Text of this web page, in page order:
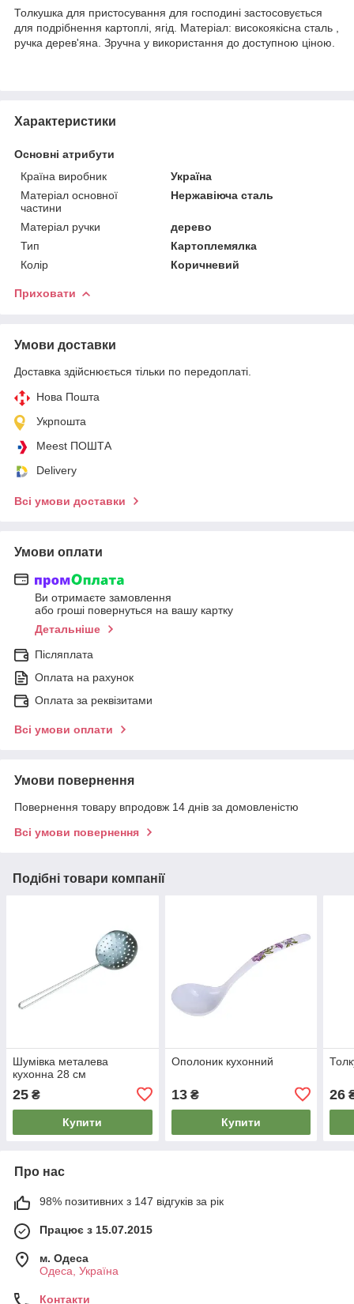
Толкушка для пристосування для господині застосовується
для подрібнення картоплі, ягід. Матеріал: високоякісна сталь ,
ручка дерев'яна. Зручна у використання до доступною ціною.
Характеристики
Основні атрибути
Країна виробник
Україна
Матеріал основної
частини
Нержавіюча сталь
Матеріал ручки
дерево
Тип
Картоплемялка
Колір
Коричневий
Приховати
Умови доставки
Доставка здійснюється тільки по передоплаті.
Нова Пошта
Укрпошта
Meest ПОШТА
Delivery
Всі умови доставки
Умови оплати
Ви отримаєте замовлення
або гроші повернуться на вашу картку
Детальніше
Післяплата
Оплата на рахунок
Оплата за реквізитами
Всі умови оплати
Умови повернення
Повернення товару впродовж 14 днів за домовленістю
Всі умови повернення
Подібні товари компанії
Шумівка металева
кухонна 28 см
25 ₴
Купити
Ополоник кухонний
13₴
Купити
26
Про нас
98% позитивних з 147 відгуків за рік
Працює з 15.07.2015
м. Одеса
Одеса, Україна
Контакти